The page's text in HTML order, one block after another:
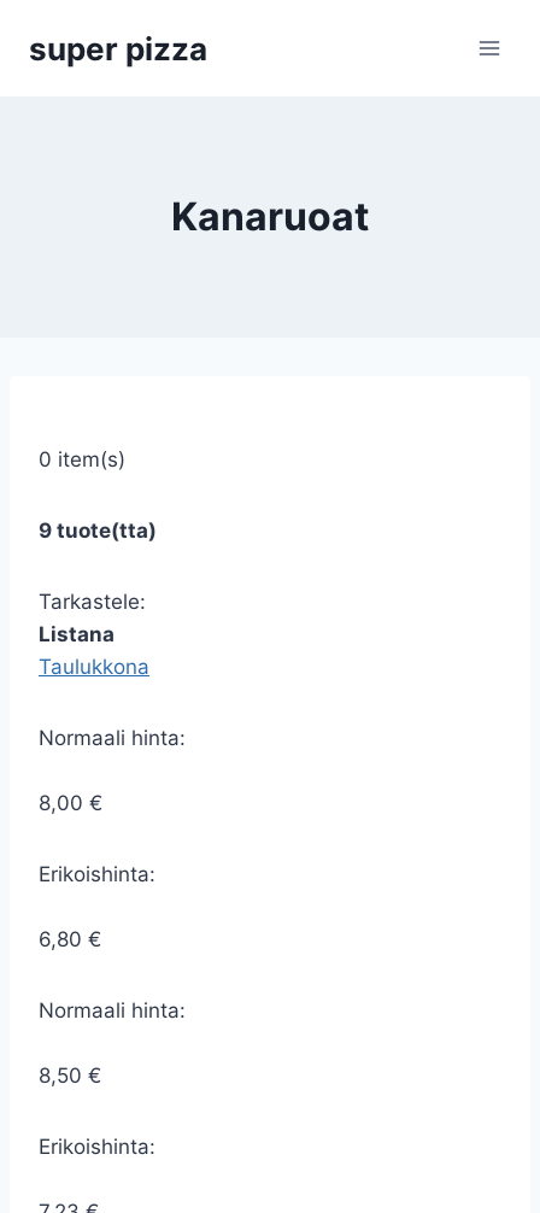
sisältöön
super pizza
Kanaruoat
0 item(s)
9 tuote(tta)
Tarkastele:
Listana
Taulukkona
Normaali hinta:
8,00 €
Erikoishinta:
6,80 €
Normaali hinta:
8,50 €
Erikoishinta: